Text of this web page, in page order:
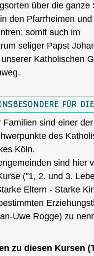
über die ganze
den Pfarrheimen und
somit auch im
seliger Papst
Katholischen
FÜR
Familien sind einer der
des
Köln.
sind hier
("1, 2. und 3.
Eltern - Starke
Uwe Rogge) zu
zu diesen Kursen